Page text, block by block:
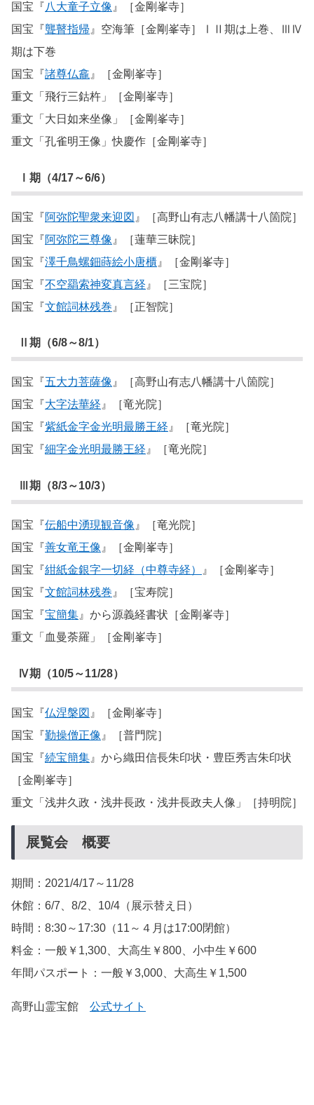
国宝『八大童子立像 』［金剛峯寺］
国宝『聾瞽指帰 』空海筆［金剛峯寺］ⅠⅡ期は上巻、ⅢⅣ
期は下巻
国宝『諸尊仏龕 』［金剛峯寺］
重文「飛行三鈷杵」［金剛峯寺］
重文「大日如来坐像」［金剛峯寺］
重文「孔雀明王像」快慶作［金剛峯寺］
Ⅰ期（4/17～6/6）
国宝『阿弥陀聖衆来迎図 』［高野山有志八幡講十八箇院］
国宝『阿弥陀三尊像 』［蓮華三昧院］
国宝『澤千鳥螺鈿蒔絵小唐櫃 』［金剛峯寺］
国宝『不空羂索神変真言経 』［三宝院］
国宝『文館詞林残巻 』［正智院］
Ⅱ期（6/8～8/1）
国宝『 五大力菩薩像』［高野山有志八幡講十八箇院］
国宝『 大字法華経』［竜光院］
国宝『 紫紙金字金光明最勝王経』［竜光院］
国宝『 細字金光明最勝王経』［竜光院］
Ⅲ期（8/3～10/3）
国宝『伝船中湧現観音像 』［竜光院］
国宝『善女竜王像 』［金剛峯寺］
国宝『紺紙金銀字一切経（中尊寺経）
』［金剛峯寺］
国宝『文館詞林残巻 』［宝寿院］
国宝『宝簡集 』から源義経書状［金剛峯寺］
重文「血曼荼羅」［金剛峯寺］
Ⅳ期（10/5～11/28）
国宝『仏涅槃図 』［金剛峯寺］
国宝『勤操僧正像 』［普門院］
国宝『続宝簡集 』から織田信長朱印状・豊臣秀吉朱印状
［金剛峯寺］
重文「浅井久政・浅井長政・浅井長政夫人像」［持明院］
展覧会 概要
期間：2021/4/17～11/28
休館：6/7、8/2、10/4（展示替え日）
時間：8:30～17:30（11～４月は17:00閉館）
料金：一般￥1,300、大高生￥800、小中生￥600
年間パスポート：一般￥3,000、大高生￥1,500
高野山霊宝館 公式サイト